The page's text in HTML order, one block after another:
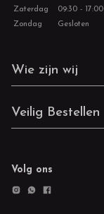
Zaterdag
09:30 - 17:00
Zondag
Gesloten
Wie zijn wij
Veilig Bestellen
Volg ons